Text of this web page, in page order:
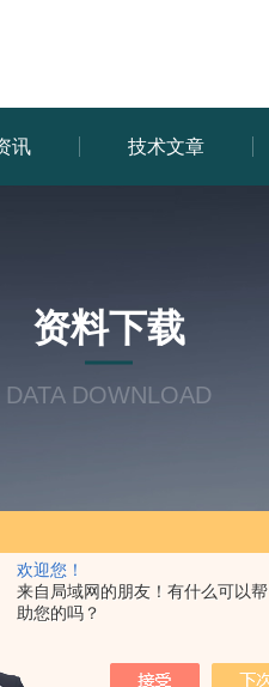
欢迎您！
来自局域网的朋友！有什么可以帮
助您的吗？
讯 技术文章
资料下载
DATA DOWNLOAD